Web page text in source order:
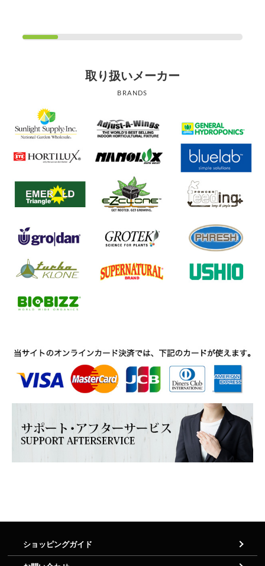
取り扱いメーカー
BRANDS
ショッピングガイド